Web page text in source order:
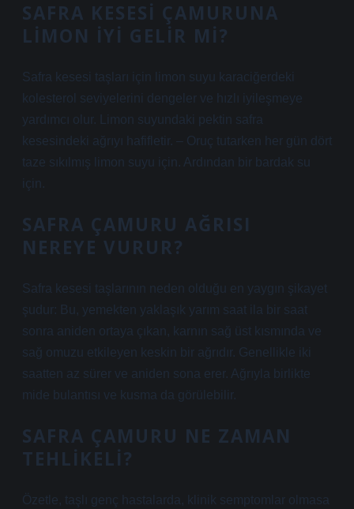
SAFRA KESESI ÇAMURUNA
LIMON IYI GELIR MI?
Safra kesesi taşları için limon suyu karaciğerdeki
kolesterol seviyelerini dengeler ve hızlı iyileşmeye
yardımcı olur. Limon suyundaki pektin safra
kesesindeki ağrıyı hafifletir. – Oruç tutarken her gün dört
taze sıkılmış limon suyu için. Ardından bir bardak su
için.
SAFRA ÇAMURU AĞRISI
NEREYE VURUR?
Safra kesesi taşlarının neden olduğu en yaygın şikayet
şudur: Bu, yemekten yaklaşık yarım saat ila bir saat
sonra aniden ortaya çıkan, karnın sağ üst kısmında ve
sağ omuzu etkileyen keskin bir ağrıdır. Genellikle iki
saatten az sürer ve aniden sona erer. Ağrıyla birlikte
mide bulantısı ve kusma da görülebilir.
SAFRA ÇAMURU NE ZAMAN
TEHLIKELI?
Özetle, taşlı genç hastalarda, klinik semptomlar olmasa